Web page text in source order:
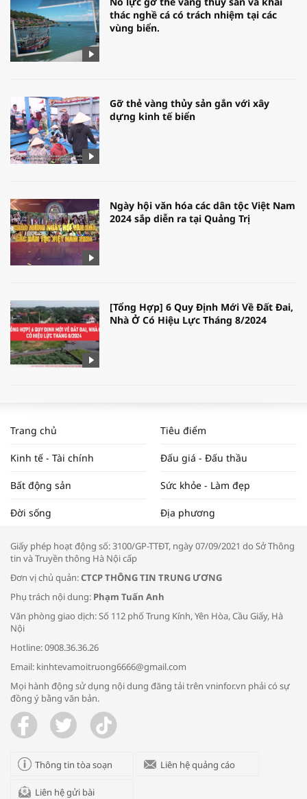
thác nghề cá có trách nhiệm tại các
vùng biển.
Gỡ thẻ vàng thủy sản gắn với xây
dựng kinh tế biển
Ngày hội văn hóa các dân tộc Việt Nam
2024 sắp diễn ra tại Quảng Trị
[Tổng Hợp] 6 Quy Định Mới Về Đất Đai,
Nhà Ở Có Hiệu Lực Tháng 8/2024
NAM NĂM 2024 VÀ NĂM 2025 | NHỊP
ĐẬP THỊ TRƯỜNG #62
Tọa đàm “Xúc tiến thương mại: Khơi
Bác sĩ tư vấn cách phòng tránh bệnh
đường hô hấp trong thời tiết giao mùa
Trao yêu thương cho em
Trang chủ Tiêu điểm
Kinh tế - Tài chính Đấu giá - Đấu thầu
Bất động sản Sức khỏe - Làm đẹp
Đời sống Địa phương
Giấy phép hoạt động số: 3100/GP-TTĐT, ngày 07/09/2021 do Sở Thông
tin và Truyền thông Hà Nội cấp
Đơn vị chủ quản:CTCP THÔNG TIN TRUNG ƯƠNG
Phụ trách nội dung: Phạm Tuấn Anh
Văn phòng giao dịch: Số 112 phố Trung Kính, Yên Hòa, Cầu Giấy, Hà
Nội
Hotline: 0908.36.36.26
Email: kinhtevamoitruong6666@gmail.com
Mọi hành động sử dụng nội dung đăng tải trên vninfor.vn phải có sự
đồng ý bằng văn bản.
Thông tin tòa soạn Liên hệ quảng cáo
Liên hệ gửi bài